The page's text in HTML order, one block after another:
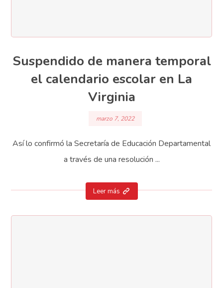
Suspendido de manera temporal
el calendario escolar en La
Virginia
marzo 7, 2022
Así lo confirmó la Secretaría de Educación Departamental
a través de una resolución ...
Leer más